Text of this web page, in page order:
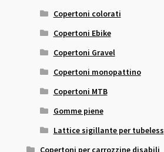
Copertoni colorati
Copertoni Ebike
Copertoni Gravel
Copertoni monopattino
Copertoni MTB
Gomme piene
Lattice sigillante per tubeless
Copertoni per carrozzine disabili